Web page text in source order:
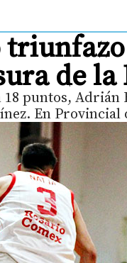
de
puntos, Adrián
En